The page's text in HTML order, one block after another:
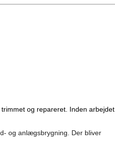
og repareret. Inden arbejdet
og anlægsbrygning. Der bliver